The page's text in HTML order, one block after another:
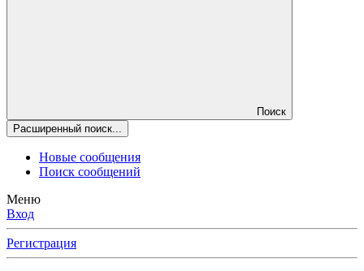
Поиск
Расширенный поиск...
Новые сообщения
Поиск сообщений
Меню
Вход
Регистрация